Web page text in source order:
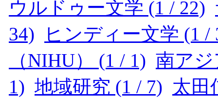
ウルドゥー文学 (1 / 22)
34)
ヒンディー文学 (1 /
（NIHU） (1 / 1) 南アジ
1) 地域研究 (1 / 7) 太田